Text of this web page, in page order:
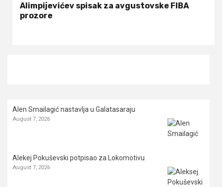
Alimpijevićev spisak za avgustovske FIBA
prozore
Alen Smailagić nastavlja u Galatasaraju
August 7, 2026
Alekej Pokuševski potpisao za Lokomotivu
August 7, 2026